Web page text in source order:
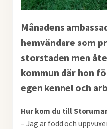
Månadens
hemvändare som
storstaden men
kommun där hon
egen kennel och
Hur kom du till
– Jag är född och